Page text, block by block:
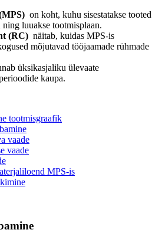
on koht, kuhu sisestatakse tooted
luuakse tootmisplaan.
(RC) näitab, kuidas MPS-is
mõjutavad tööjaamade rühmade
üksikasjaliku ülevaate
kaupa.
tootmisgraafik
vaade
vaade
MPS-is